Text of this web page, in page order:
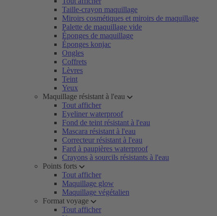
Taille-crayon maquillage
Miroirs cosmétiques et miroirs de maquillage
Palette de maquillage vide
Éponges de maquillage
Éponges konjac
Ongles
Coffrets
Lèvres
Teint
Yeux
Maquillage résistant à l'eau
Tout afficher
Eyeliner waterproof
Fond de teint résistant à l'eau
Mascara résistant à l'eau
Correcteur résistant à l'eau
Fard à paupières waterproof
Crayons à sourcils résistants à l'eau
Points forts
Tout afficher
Maquillage glow
Maquillage végétalien
Format voyage
Tout afficher